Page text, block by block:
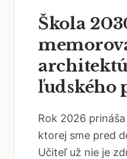
Škola
ľudského
Rok 2026
ktorej sme pred
Učiteľ už nie je